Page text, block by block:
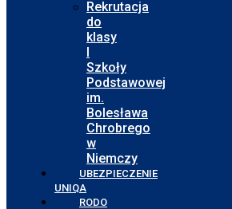
Rekrutacja
do
klasy
I
Szkoły
Podstawowej
im.
Bolesława
Chrobrego
w
Niemczy
UBEZPIECZENIE
UNIQA
RODO